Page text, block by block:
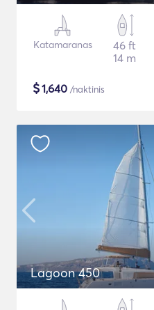
Katamaranas
46 ft
14 m
$1,640 /naktinis
Lagoon 450